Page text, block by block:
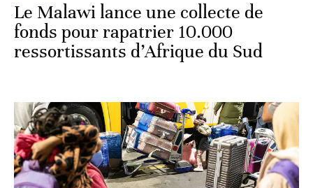
Le Malawi lance une collecte de
fonds pour rapatrier 10.000
ressortissants d’Afrique du Sud